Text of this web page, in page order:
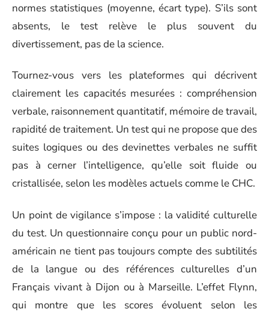
normes statistiques (moyenne, écart type). S’ils sont
absents, le test relève le plus souvent du
divertissement, pas de la science.
Tournez-vous vers les plateformes qui décrivent
clairement les capacités mesurées : compréhension
verbale, raisonnement quantitatif, mémoire de travail,
rapidité de traitement. Un test qui ne propose que des
suites logiques ou des devinettes verbales ne suffit
pas à cerner l’intelligence, qu’elle soit fluide ou
cristallisée, selon les modèles actuels comme le CHC.
Un point de vigilance s’impose : la validité culturelle
du test. Un questionnaire conçu pour un public nord-
américain ne tient pas toujours compte des subtilités
de la langue ou des références culturelles d’un
Français vivant à Dijon ou à Marseille. L’effet Flynn,
qui montre que les scores évoluent selon les